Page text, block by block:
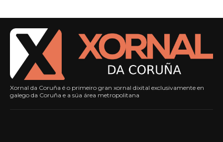
Xornal da Coruña é o primeiro gran xornal dixital exclusivamente en
galego da Coruña e a súa área metropolitana